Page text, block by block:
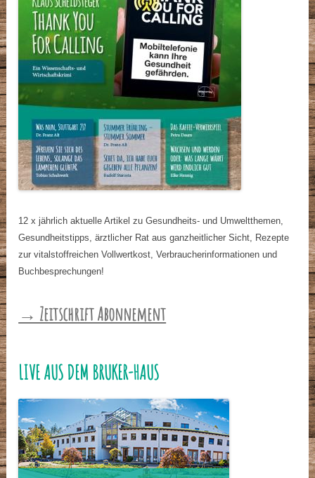
12 x jährlich aktuelle Artikel zu Gesundheits- und Umweltthemen,
Gesundheitstipps, ärztlicher Rat aus ganzheitlicher Sicht, Rezepte
zur vitalstoffreichen Vollwertkost, Verbraucherinformationen und
Buchbesprechungen!
→ Zeitschrift Abonnement
LIVE AUS DEM BRUKER-HAUS